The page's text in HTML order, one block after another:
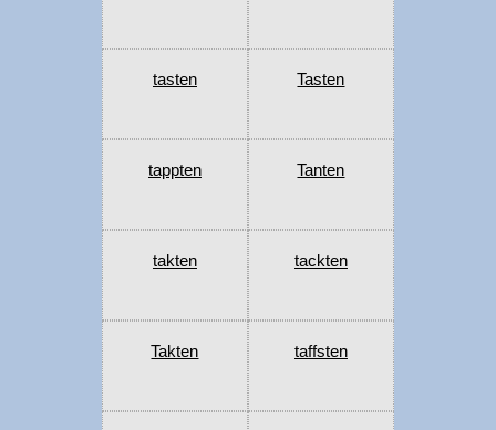
tasten Tasten
tappten Tanten
takten tackten
Takten taffsten